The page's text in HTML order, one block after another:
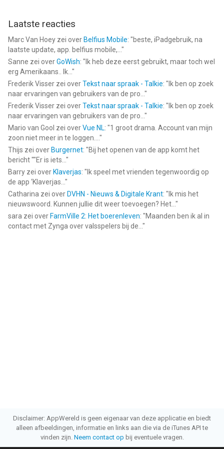
Laatste reacties
Marc Van Hoey zei over Belfius Mobile: "beste, iPadgebruik, na
laatste update, app. belfius mobile,... "
Sanne zei overGoWish: " Ik heb deze eerst gebruikt, maar toch wel
erg Amerikaans.. Ik... "
Frederik Visser zei overTekst naar spraak - Talkie: " Ik ben op zoek
naar ervaringen van gebruikers van de pro... "
Frederik Visser zei overTekst naar spraak - Talkie: " Ik ben op zoek
naar ervaringen van gebruikers van de pro... "
Mario van Gool zei overVue NL: "1 groot drama. Account van mijn
zoon niet meer in te loggen.... "
Thijs zei over Burgernet: "Bij het openen van de app komt het
bericht ""Er is iets... "
Barry zei over Klaverjas: " Ik speel met vrienden tegenwoordig op
de app ‘Klaverjas... "
Catharina zei over DVHN - Nieuws & Digitale Krant: " Ik mis het
nieuwswoord. Kunnen jullie dit weer toevoegen? Het... "
sara zei over FarmVille 2: Het boerenleven: "Maanden ben ik al in
contact met Zynga over valsspelers bij de... "
Disclaimer: AppWereld is geen eigenaar van deze applicatie en biedt
alleen afbeeldingen, informatie en links aan die via de iTunes API te
vinden zijn. Neem contact op bij eventuele vragen.